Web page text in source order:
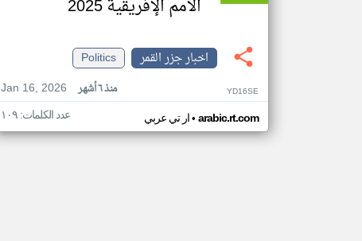
الأمم الإفريقية 2025
اخبار جزر القمر
Politics
Jan 16, 2026
منذ ٦ أشهر YD16SE
ار تي عربي• arabic.rt.com عدد الكلمات: ١٠٩